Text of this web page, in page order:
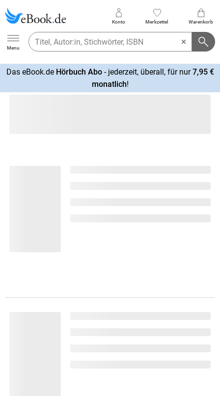
Ebook.de
Menu
Konto Merkzettel Warenkorb
Das eBook.de Hörbuch Abo- jederzeit, überall, für nur7,95 €
monatlich!